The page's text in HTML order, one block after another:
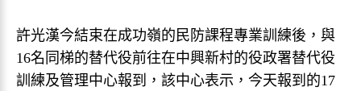
許光漢今結束在成功嶺的民防課程專業訓練後，與
16名同梯的替代役前往在中興新村的役政署替代役
訓練及管理中心報到，該中心表示，今天報到的17